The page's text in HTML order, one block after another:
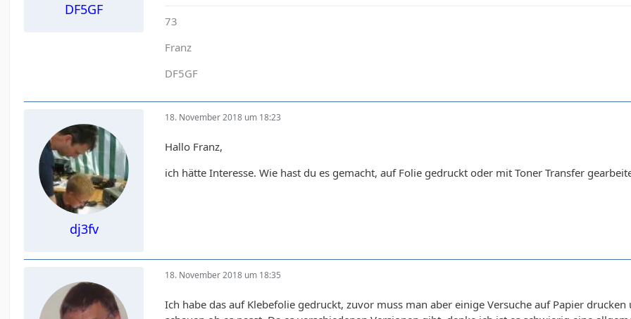
DF5GF
73
Franz
DF5GF
dj3fv
18. November 2018 um 18:23
Hallo Franz,
ich hätte Interesse. Wie hast du es gemacht, auf Folie gedruckt oder mit Toner Transfer
18. November 2018 um 18:35
Ich habe das auf Klebefolie gedruckt, zuvor muss man aber einige Versuche auf Papier